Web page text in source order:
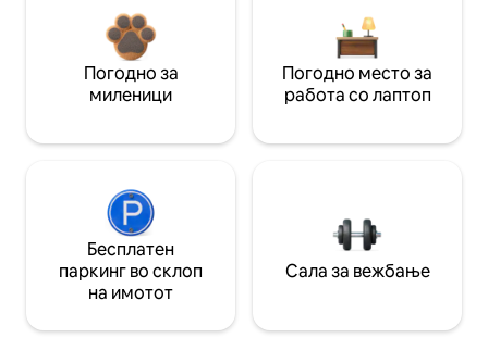
Погодно за
миленици
Погодно место за
работа со лаптоп
Бесплатен
паркинг во склоп
на имотот
Сала за вежбање